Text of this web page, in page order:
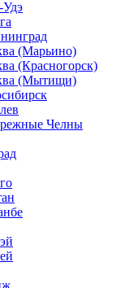
Удэ
(Марьино)
(Красногорск)
(Мытищи)
Челны